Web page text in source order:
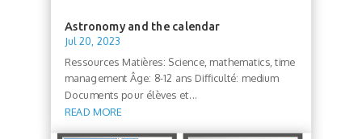
Astronomy and the calendar
Jul 20, 2023
Ressources Matières: Science, mathematics, time
management Âge: 8-12 ans Difficulté: medium
Documents pour élèves et...
READ MORE